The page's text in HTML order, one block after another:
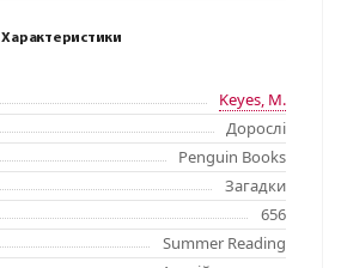
Характеристики
Keyes, M.
Дорослі
Penguin Books
Загадки
656
Summer Reading